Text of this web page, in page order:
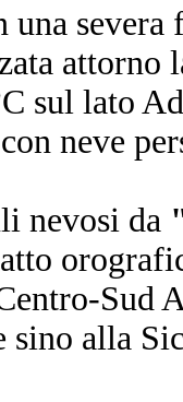
una severa
attorno
sul lato
neve
nevosi da
Sud
sino alla